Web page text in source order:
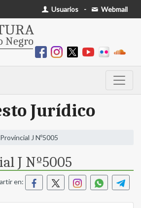
Usuarios - Webmail
Jurídico
J Nº5005
J Nº5005
en: